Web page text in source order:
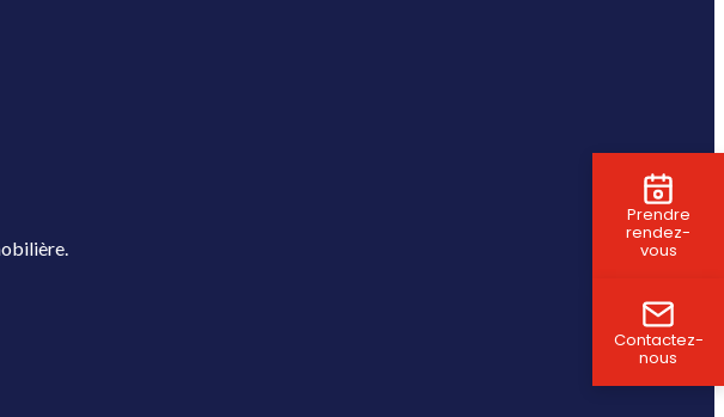
Prendre
rendez-
vous
Contactez-
nous